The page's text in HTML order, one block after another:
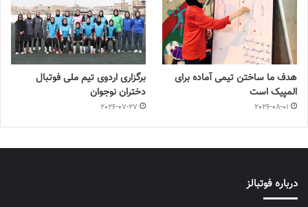
هدف ما ساختن تیمی آماده برای
المپیک است
2026-08-01
برگزاری اردوی تیم ملی فوتبال
دختران نوجوان
2026-07-27
درباره فوتبالز